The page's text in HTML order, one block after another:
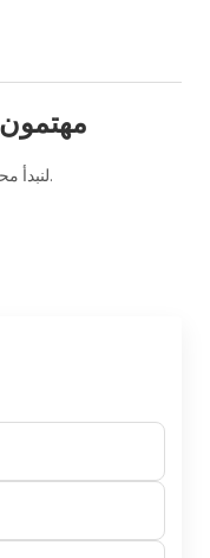
مهتمون
لنبدأ محادثة خاصة حول أهدافكم.